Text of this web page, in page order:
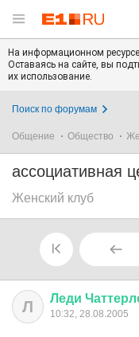
На информационном
Оставаясь на сайте, вы
их использование.
Поиск по форумам
Общение Общество
ассоциативная
Женский клуб
Л Леди
10:32, 28.08.2005